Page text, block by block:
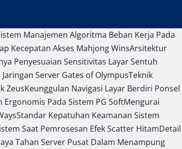
Manajemen Algoritma Beban Kerja Pada
Kecepatan Akses Mahjong WinsArsitektur
Penyesuaian Sensitivitas Layar Sentuh
Server Gates of OlympusTeknik
ZeusKeunggulan Navigasi Layar Berdiri Ponsel
Pada Sistem PG SoftMengurai
Standar Kepatuhan Keamanan Sistem
Saat Pemrosesan Efek Scatter HitamDetail
Tahan Server Pusat Dalam Menampung